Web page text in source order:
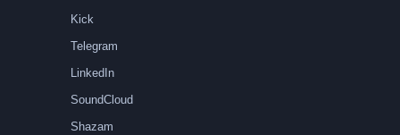
Kick
Telegram
LinkedIn
SoundCloud
Shazam